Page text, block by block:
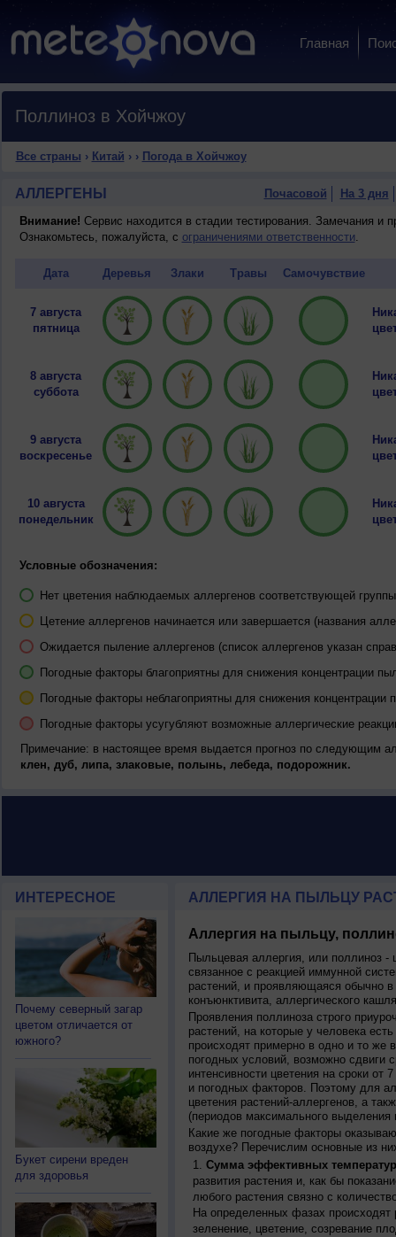
Главная
Поллиноз в Хойчжоу
Все страны › Китай › › Погода в Хойчжоу
АЛЛЕРГЕНЫ Почасовой На 3 дня
Внимание! Сервис находится в стадии тестирования. Замечания и
Ознакомьтесь, пожалуйста, с ограничениями ответственности.
Дата Деревья Злаки Травы Самочувствие
7 августа
пятница
8 августа
суббота
9 августа
воскресенье
10 августа
понедельник
Условные обозначения:
Нет цветения наблюдаемых аллергенов соответствующей
Цетение аллергенов начинается или завершается (названия
Ожидается пыление аллергенов (список аллергенов указан
Погодные факторы благоприятны для снижения концентрации
Погодные факторы неблагоприятны для снижения концентрации
Погодные факторы усугубляют возможные аллергические
Примечание: в настоящее время выдается прогноз по следующим
клен, дуб, липа, злаковые, полынь, лебеда, подорожник.
ИНТЕРЕСНОЕ
Почему северный загар
цветом отличается от
южного?
Букет сирени вреден
для здоровья
АЛЛЕРГИЯ НА ПЫЛЬЦУ
Аллергия на пыльцу,
Пыльцевая аллергия, или поллиноз -
связанное с реакцией иммунной
растений, и проявляющаяся обычно
конъюнктивита, аллергического
Проявления поллиноза строго
растений, на которые у человека
происходят примерно в одно и то же
погодных условий, возможно сдвиги
интенсивности цветения на сроки от
и погодных факторов. Поэтому для
цветения растений-аллергенов, а
(периодов максимального
Какие же погодные факторы
воздухе? Перечислим основные из
Сумма эффективных
развития растения и, как бы
любого растения связно с
На определенных фазах происходят
зеленение, цветение, созревание